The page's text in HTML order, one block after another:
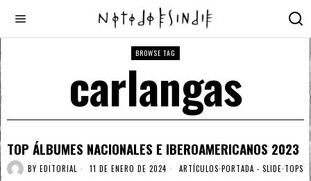
BROWSE TAG
carlangas
TOP ÁLBUMES NACIONALES E IBEROAMERICANOS 2023
BY EDITORIAL 11 DE ENERO DE 2024 ARTÍCULOS·PORTADA - SLIDE·TOPS